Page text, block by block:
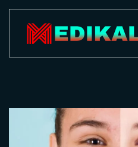
Passa al contenuto